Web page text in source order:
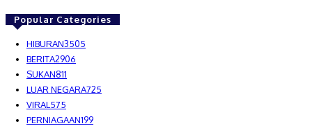
Popular Categories
HIBURAN3505
BERITA2906
SUKAN811
LUAR NEGARA725
VIRAL 575
PERNIAGAAN199